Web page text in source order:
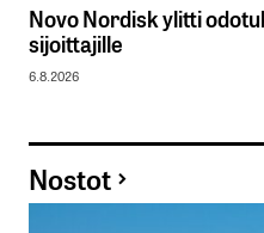
Novo Nordisk ylitti
sijoittajille
6.8.2026
Nostot